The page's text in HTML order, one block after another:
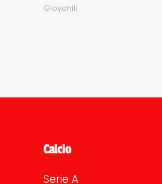
Giovanili
Calcio
Serie A